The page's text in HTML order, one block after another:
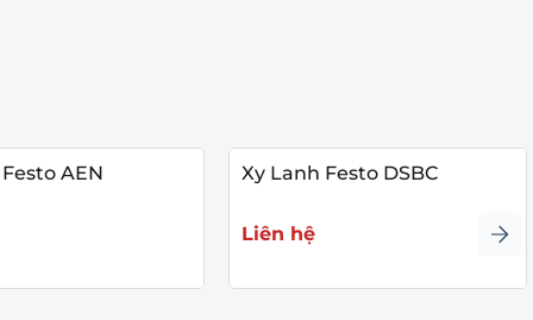
AEN Xy Lanh Festo DSBC
Liên hệ